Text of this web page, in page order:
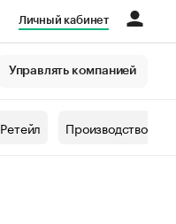
Личный кабинет
Управлять компанией
Ретейл Производство